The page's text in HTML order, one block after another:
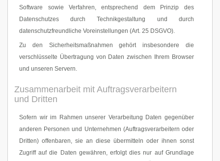
Software sowie Verfahren, entsprechend dem Prinzip des
Datenschutzes durch Technikgestaltung und durch
datenschutzfreundliche Voreinstellungen (Art. 25 DSGVO).
Zu den Sicherheitsmaßnahmen gehört insbesondere die
verschlüsselte Übertragung von Daten zwischen Ihrem Browser
und unseren Servern.
Zusammenarbeit mit Auftragsverarbeitern
und Dritten
Sofern wir im Rahmen unserer Verarbeitung Daten gegenüber
anderen Personen und Unternehmen (Auftragsverarbeitern oder
Dritten) offenbaren, sie an diese übermitteln oder ihnen sonst
Zugriff auf die Daten gewähren, erfolgt dies nur auf Grundlage